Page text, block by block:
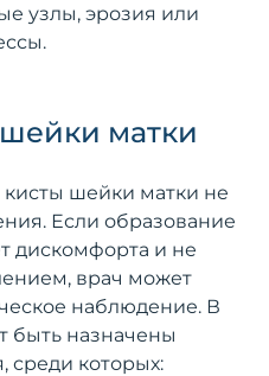
узлы, эрозия или
матки
шейки матки не
Если образование
дискомфорта и не
врач может
наблюдение. В
быть назначены
среди которых: